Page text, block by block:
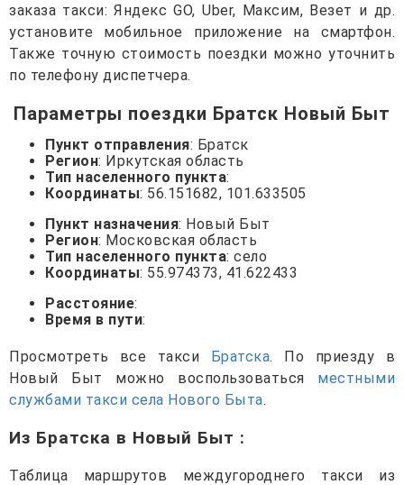
заказа такси: Яндекс GO, Uber, Максим, Везет и др.
установите мобильное приложение на смартфон.
Также точную стоимость поездки можно уточнить
по телефону диспетчера.
Параметры поездки Братск Новый Быт
Пункт отправления: Братск
Регион: Иркутская область
Тип населенного пункта:
Координаты: 56.151682, 101.633505
Пункт назначения: Новый Быт
Регион: Московская область
Тип населенного пункта: село
Координаты: 55.974373, 41.622433
Расстояние:
Время в пути:
Просмотреть все такси Братска. По приезду в
Новый Быт можно воспользоваться местными
службами такси села Нового Быта.
Из Братска в Новый Быт :
Таблица маршрутов междугороднего такси из